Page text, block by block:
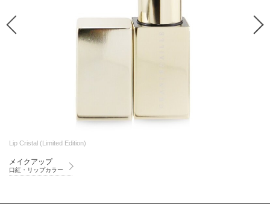
Lip Cristal (Limited Edition)
メイクアップ
口紅・リップカラー